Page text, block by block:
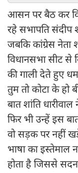
आसन पर बैठ कर
रहे सभापति संदीप
जबकि कांग्रेस नेता
विधानसभा सीट से
की गाली देते हुए
तुम तो कोटा के हो
बात शांति
फिर भी उन्हें इस
वो सड़क पर नहीं
भाषा का इस्तेमाल
होता है जिससे